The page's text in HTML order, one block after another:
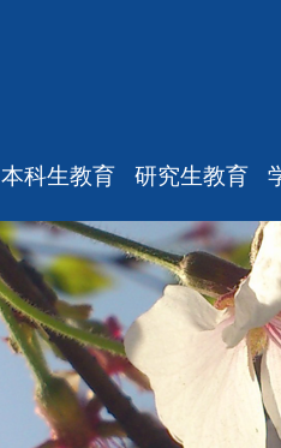
本科生教育
最新消息
规章制度
课表、校历
主修专业确认
学籍管理
研究生教育
最新消息
教师工作
招生信息